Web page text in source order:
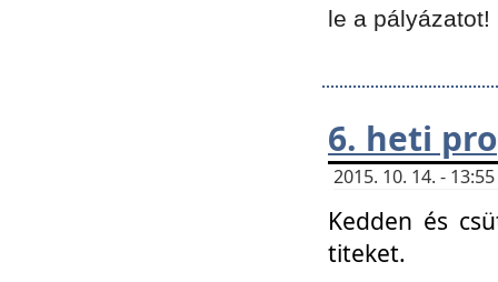
le a pályázatot!
6. heti
2015. 10. 14. -
Kedden és
titeket.